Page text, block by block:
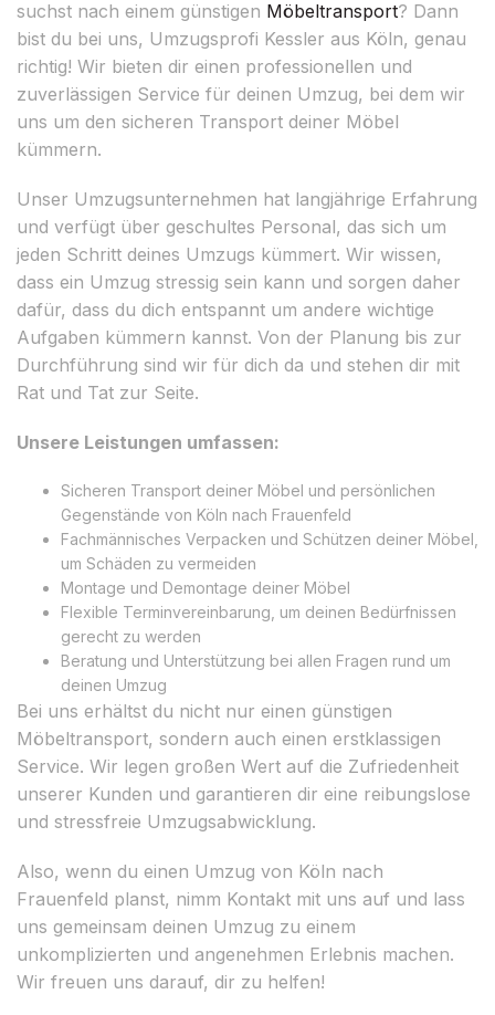
suchst nach einem günstigen Möbeltransport? Dann
bist du bei uns, Umzugsprofi Kessler aus Köln, genau
richtig! Wir bieten dir einen professionellen und
zuverlässigen Service für deinen Umzug, bei dem wir
uns um den sicheren Transport deiner Möbel
kümmern.
Unser Umzugsunternehmen hat langjährige Erfahrung
und verfügt über geschultes Personal, das sich um
jeden Schritt deines Umzugs kümmert. Wir wissen,
dass ein Umzug stressig sein kann und sorgen daher
dafür, dass du dich entspannt um andere wichtige
Aufgaben kümmern kannst. Von der Planung bis zur
Durchführung sind wir für dich da und stehen dir mit
Rat und Tat zur Seite.
Unsere Leistungen umfassen:
Sicheren Transport deiner Möbel und persönlichen
Gegenstände von Köln nach Frauenfeld
Fachmännisches Verpacken und Schützen deiner Möbel,
um Schäden zu vermeiden
Montage und Demontage deiner Möbel
Flexible Terminvereinbarung, um deinen Bedürfnissen
gerecht zu werden
Beratung und Unterstützung bei allen Fragen rund um
deinen Umzug
Bei uns erhältst du nicht nur einen günstigen
Möbeltransport, sondern auch einen erstklassigen
Service. Wir legen großen Wert auf die Zufriedenheit
unserer Kunden und garantieren dir eine reibungslose
und stressfreie Umzugsabwicklung.
Also, wenn du einen Umzug von Köln nach
Frauenfeld planst, nimm Kontakt mit uns auf und lass
uns gemeinsam deinen Umzug zu einem
unkomplizierten und angenehmen Erlebnis machen.
Wir freuen uns darauf, dir zu helfen!